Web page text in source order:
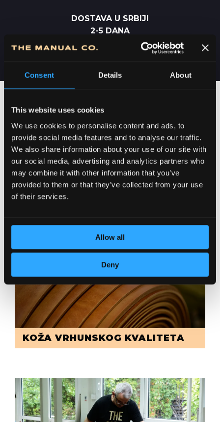
Consent Details About
This website uses cookies
We use cookies to personalise content and ads, to
provide social media features and to analyse our traffic.
We also share information about your use of our site with
our social media, advertising and analytics partners who
may combine it with other information that you’ve
provided to them or that they’ve collected from your use
of their services.
Allow all
Deny
DOSTAVA U SRBIJI
2-5 DANA
POSVEĆENOST DETALJIMA
KOŽA VRHUNSKOG KVALITETA